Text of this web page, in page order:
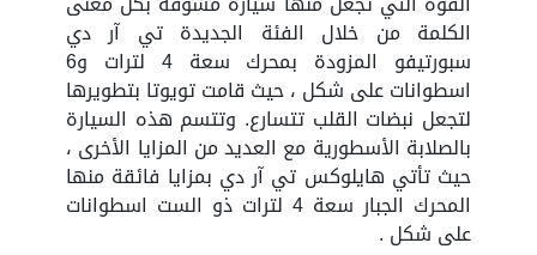
الكلمة من خلال الفئة الجديدة تي آر دي
سبورتيفو المزودة بمحرك سعة 4 لترات و6
اسطوانات على شكل ، حيث قامت تويوتا بتطويرها
لتجعل نبضات القلب تتسارع. وتتسم هذه السيارة
بالصلابة الأسطورية مع العديد من المزايا الأخرى ،
حيث تأتي هايلوكس تي آر دي بمزايا فائقة منها
المحرك الجبار سعة 4 لترات ذو الست اسطوانات
على شكل .